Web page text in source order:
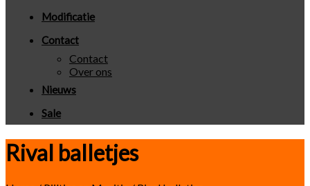
Modificatie
Contact
Contact
Over ons
Nieuws
Sale
Rival balletjes